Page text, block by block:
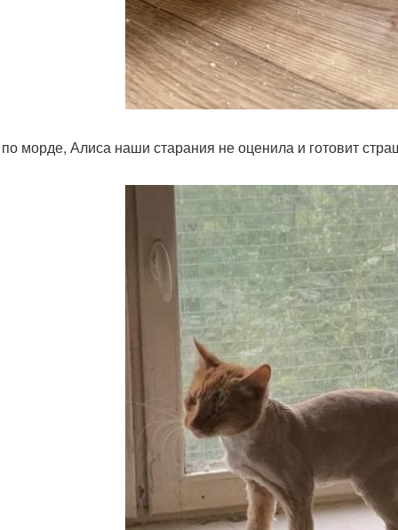
морде, Алиса наши старания не оценила и готовит